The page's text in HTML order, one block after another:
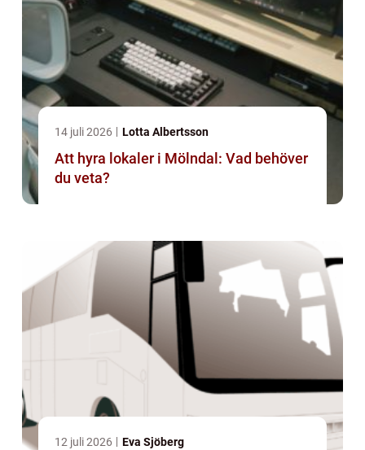
14 juli 2026 Lotta Albertsson
Att hyra lokaler i Mölndal: Vad behöver
du veta?
12 juli 2026 Eva Sjöberg